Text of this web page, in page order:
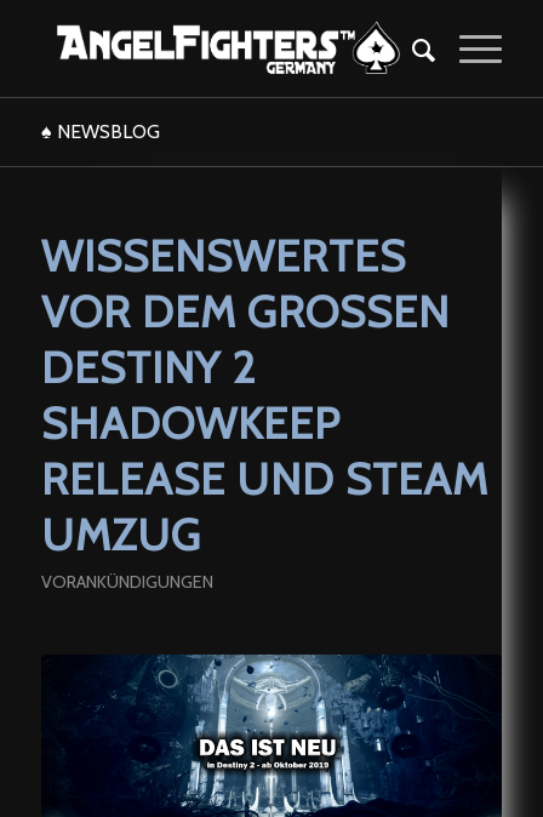
♠ NEWSBLOG
WISSENSWERTES
VOR DEM GROSSEN D
ESTINY 2 S
HADOWKEEP R
ELEASE UND STEAM U
MZUG
VORANKÜNDIGUNGEN